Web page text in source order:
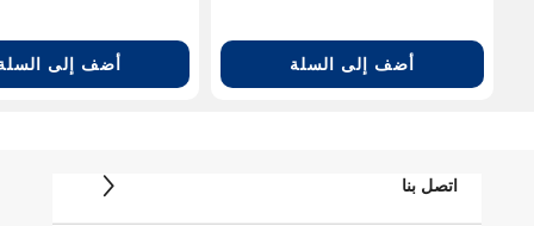
أضف إلى السلة أضف إلى
اتصل بنا